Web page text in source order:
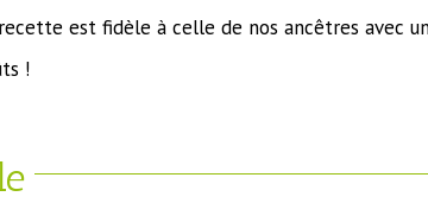
est fidèle à celle de nos ancêtres avec
!